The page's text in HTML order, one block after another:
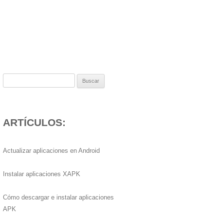
ARTÍCULOS:
Actualizar aplicaciones en Android
Instalar aplicaciones XAPK
Cómo descargar e instalar aplicaciones
APK